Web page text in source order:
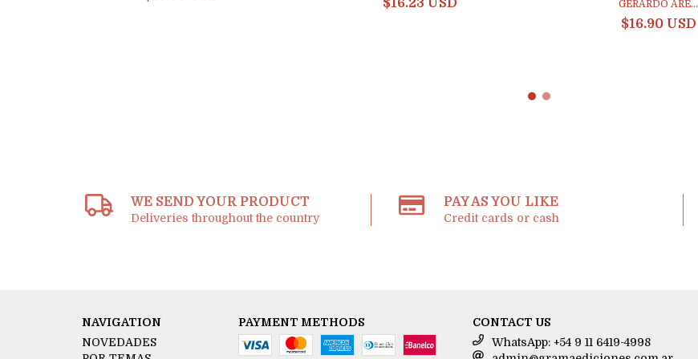
$16.23 USD
GERARDO ARE...
$16.90 USD
WE SEND YOUR PRODUCT
Deliveries throughout the country
PAY AS YOU LIKE
Credit cards or cash
NAVIGATION
NOVEDADES
PAYMENT METHODS
CONTACT US
WhatsApp: +54 9 11 6419-4998